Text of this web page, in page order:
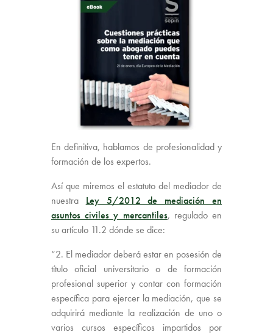
En definitiva, hablamos de profesionalidad y
formación de los expertos.
Así que miremos el estatuto del mediador de
nuestra Ley 5/2012 de mediación en
asuntos civiles y mercantiles, regulado en
su artículo 11.2 dónde se dice:
“2. El mediador deberá estar en posesión de
título oficial universitario o de formación
profesional superior y contar con formación
específica para ejercer la mediación, que se
adquirirá mediante la realización de uno o
varios cursos específicos impartidos por